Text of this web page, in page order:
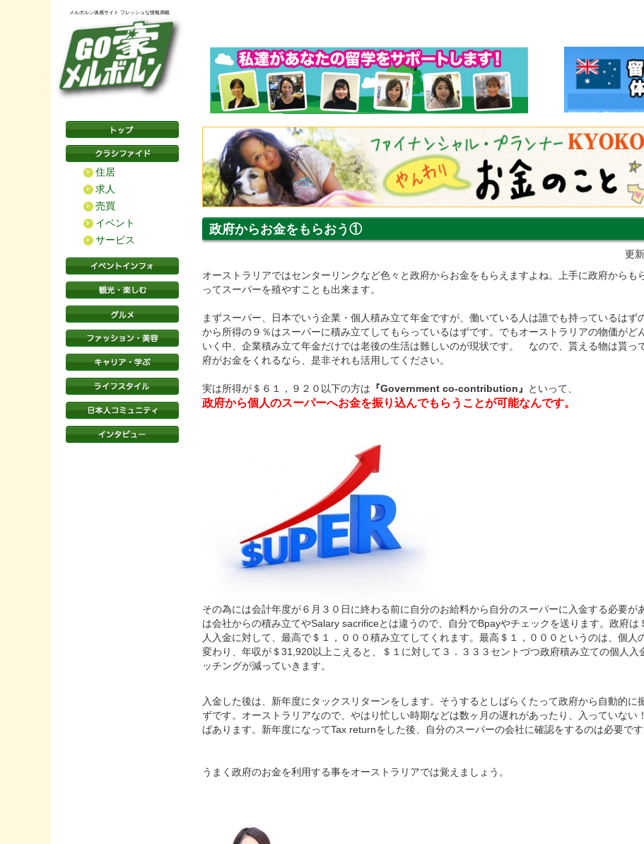
メルボルン体感サイト フレッシュな情報満載
住居
求人
売買
イベント
サービス
政府からお金をもらおう①
更
オーストラリアではセンターリンクなど色々と政府からお金をもらえますよね。上手に政府からも
ってスーパーを殖やすことも出来ます。
まずスーパー、日本でいう企業・個人積み立て年金ですが、働いている人は誰でも持っているはず
から所得の９％はスーパーに積み立てしてもらっているはずです。でもオーストラリアの物価がど
いく中、企業積み立て年金だけでは老後の生活は難しいのが現状です。 なので、貰える物は貰っ
府がお金をくれるなら、是非それも活用してください。
実は所得が＄６１，９２０以下の方は 『Government co-contribution』 といって、
政府から個人のスーパーへお金を振り込んでもらうことが可能なんです。
その為には会計年度が６月３０日に終わる前に自分のお給料から自分のスーパーに入金する必要が
は会社からの積み立てやSalary sacrificeとは違うので、自分でBpayやチェックを送ります。政府は
人入金に対して、最高で＄１，０００積み立てしてくれます。最高＄１，０００というのは、個人
変わり、年収が＄31,920以上こえると、＄１に対して３．３３３セントづつ政府積み立ての個人入
ッチングが減っていきます。
入金した後は、新年度にタックスリターンをします。そうするとしばらくたって政府から自動的に
ずです。オーストラリアなので、やはり忙しい時期などは数ヶ月の遅れがあったり、入っていない
ばあります。新年度になってTax returnをした後、自分のスーパーの会社に確認をするのは必要です
うまく政府のお金を利用する事をオーストラリアでは覚えましょう。